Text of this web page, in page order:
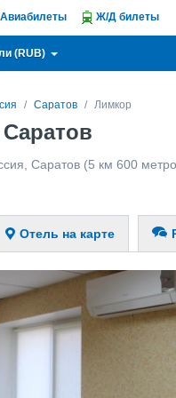
Авиабилеты Ж/Д билеты
(RUB)
Саратов Лимкор
Саратов (5 км 600
Отель на карте